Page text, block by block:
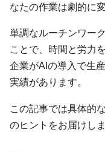
なたの作業は劇的に
単調なルーチンワー
ことで、時間と労力
企業がAIの導入で生
実績があります。
この記事では具体的
のヒントをお届けしま